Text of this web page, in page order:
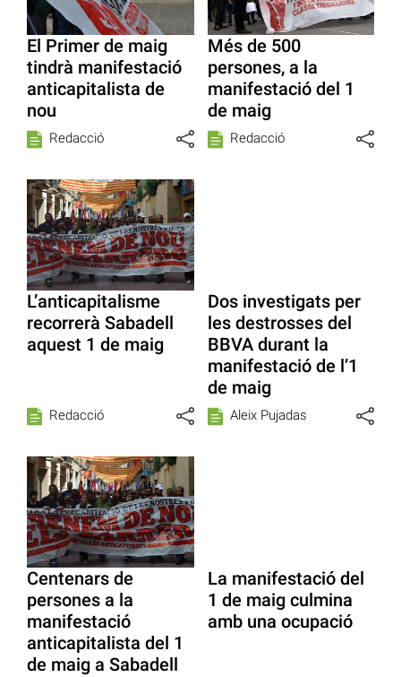
El Primer de maig
tindrà manifestació
anticapitalista de
nou
Redacció
Més de 500
persones, a la
manifestació del 1
de maig
Redacció
L’anticapitalisme
recorrerà Sabadell
aquest 1 de maig
Redacció
Dos investigats per
les destrosses del
BBVA durant la
manifestació de l’1
de maig
Aleix Pujadas
Centenars de
persones a la
manifestació
anticapitalista del 1
de maig a Sabadell
La manifestació del
1 de maig culmina
amb una ocupació